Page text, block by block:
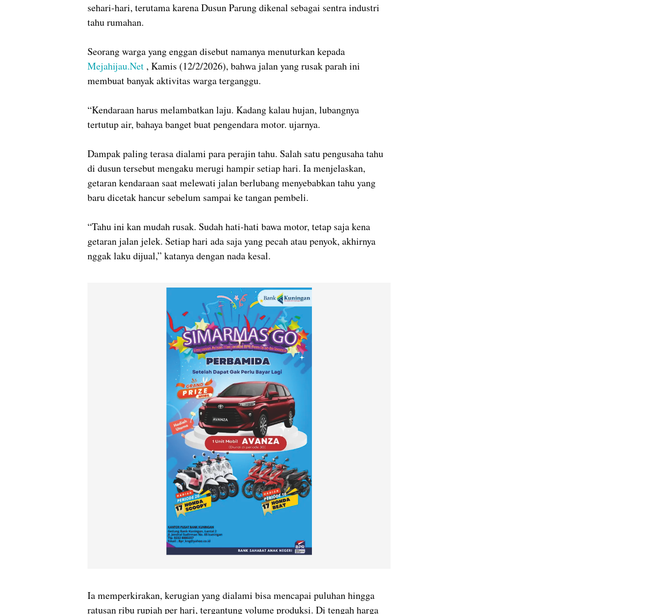
sehari-hari, terutama karena Dusun Parung dikenal sebagai sentra industri
tahu rumahan.
Seorang warga yang enggan disebut namanya menuturkan kepada
Mejahijau.Net , Kamis (12/2/2026), bahwa jalan yang rusak parah ini
membuat banyak aktivitas warga terganggu.
“Kendaraan harus melambatkan laju. Kadang kalau hujan, lubangnya
tertutup air, bahaya banget buat pengendara motor. ujarnya.
Dampak paling terasa dialami para perajin tahu. Salah satu pengusaha tahu
di dusun tersebut mengaku merugi hampir setiap hari. Ia menjelaskan,
getaran kendaraan saat melewati jalan berlubang menyebabkan tahu yang
baru dicetak hancur sebelum sampai ke tangan pembeli.
“Tahu ini kan mudah rusak. Sudah hati-hati bawa motor, tetap saja kena
getaran jalan jelek. Setiap hari ada saja yang pecah atau penyok, akhirnya
nggak laku dijual,” katanya dengan nada kesal.
Ia memperkirakan, kerugian yang dialami bisa mencapai puluhan hingga
ratusan ribu rupiah per hari, tergantung volume produksi. Di tengah harga